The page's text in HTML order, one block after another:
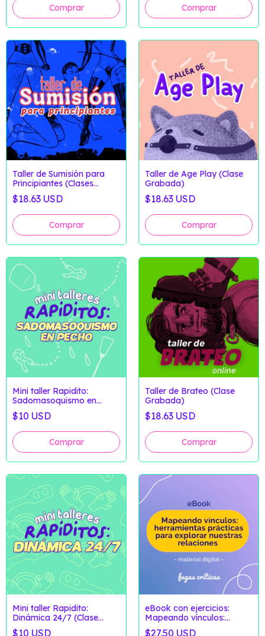
Taller de Sumisión para
Principiantes (Clases
Grabadas)
$18.63 USD
Taller de Age Play (Clase
Grabada)
$18.63 USD
Mini taller Rapidito:
Sadomasoquismo en
pecho (Clase Grabada)
$10 USD
Taller de Brateo (Clase
Grabada)
$18.63 USD
Mini taller Rapidito:
Dinámica 24/7 (Clase
Grabada)
$10 USD
eBook con ejercicios:
Mapeando vínculos:
herramientas prácticas
$27.50 USD